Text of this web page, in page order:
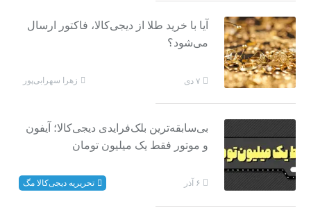
آیا با خرید طلا از دیجی‌کالا، فاکتور ارسال
می‌شود؟
۷ دی زهرا سهرابی‌پور
بی‌سابقه‌ترین بلک‌فرایدی دیجی‌کالا؛ آیفون
و موتور فقط یک میلیون تومان
۶ آذر تحریریه دیجی‌کالا مگ